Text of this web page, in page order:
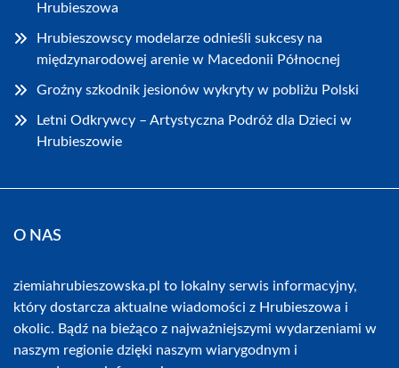
Hrubieszowa
Hrubieszowscy modelarze odnieśli sukcesy na
międzynarodowej arenie w Macedonii Północnej
Groźny szkodnik jesionów wykryty w pobliżu Polski
Letni Odkrywcy – Artystyczna Podróż dla Dzieci w
Hrubieszowie
O NAS
ziemiahrubieszowska.pl to lokalny serwis informacyjny,
który dostarcza aktualne wiadomości z Hrubieszowa i
okolic. Bądź na bieżąco z najważniejszymi wydarzeniami w
naszym regionie dzięki naszym wiarygodnym i